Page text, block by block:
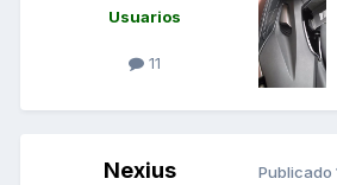
Usuarios
11
Nexius Publicado